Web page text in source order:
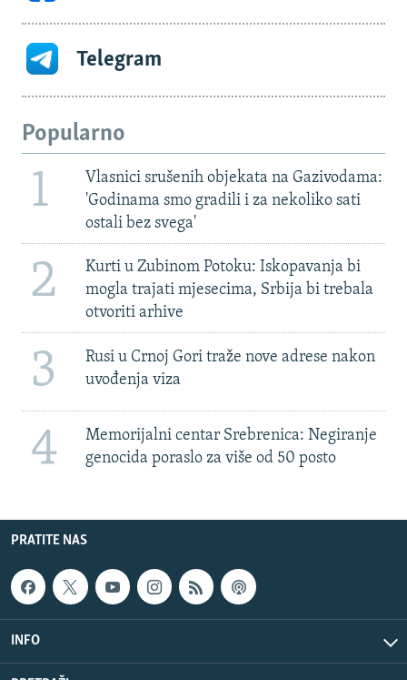
Telegram
Popularno
1
Vlasnici srušenih objekata na Gazivodama:
'Godinama smo gradili i za nekoliko sati
ostali bez svega'
2
Kurti u Zubinom Potoku: Iskopavanja bi
mogla trajati mjesecima, Srbija bi trebala
otvoriti arhive
3
Rusi u Crnoj Gori traže nove adrese nakon
uvođenja viza
4
Memorijalni centar Srebrenica: Negiranje
genocida poraslo za više od 50 posto
PRATITE NAS
INFO